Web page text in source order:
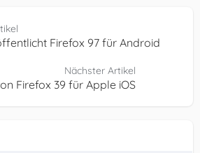
Firefox 97 für Android
Nächster Artikel
Firefox 39 für Apple iOS